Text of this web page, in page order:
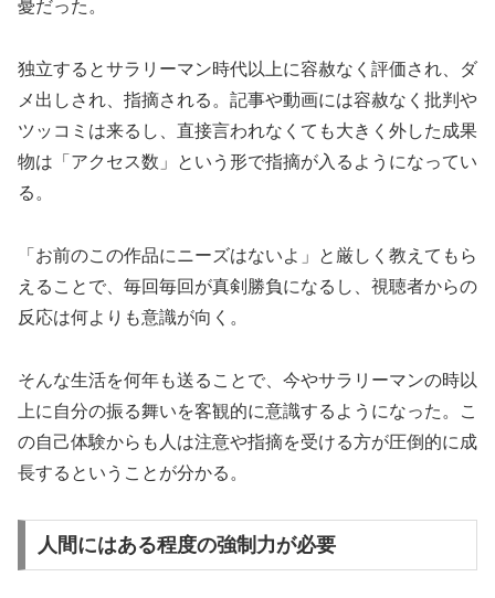
憂だった。
独立するとサラリーマン時代以上に容赦なく評価され、ダ
メ出しされ、指摘される。記事や動画には容赦なく批判や
ツッコミは来るし、直接言われなくても大きく外した成果
物は「アクセス数」という形で指摘が入るようになってい
る。
「お前のこの作品にニーズはないよ」と厳しく教えてもら
えることで、毎回毎回が真剣勝負になるし、視聴者からの
反応は何よりも意識が向く。
そんな生活を何年も送ることで、今やサラリーマンの時以
上に自分の振る舞いを客観的に意識するようになった。こ
の自己体験からも人は注意や指摘を受ける方が圧倒的に成
長するということが分かる。
人間にはある程度の強制力が必要